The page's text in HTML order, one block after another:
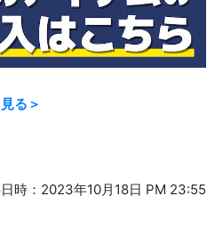
る＞
時：2023年10月18日 PM 23:55